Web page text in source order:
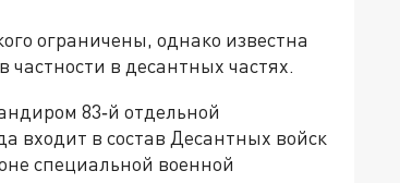
ограничены, однако известна
в десантных частях.
83‑й отдельной
входит в состав Десантных войск
специальной военной